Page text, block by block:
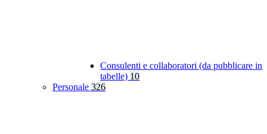
Consulenti e collaboratori (da pubblicare in
tabelle) 10
Personale 326